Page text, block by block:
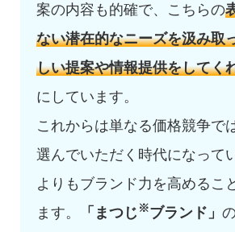
案の内容も的確で、こちらの
ない潜在的なニーズを汲み取
しい提案や情報提供をしてく
にしています。
これからは単なる価格競争で
選んでいただく時代になって
よりもブランド力を高めるこ
ます。
「まつじ ※ブランド」